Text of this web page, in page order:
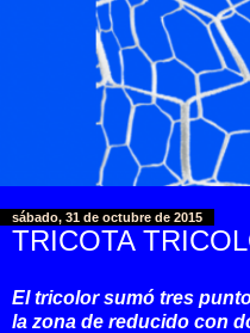
sábado, 31 de octubre de 2015
TRICOTA
El tricolor sumó tres
la zona de reducido con